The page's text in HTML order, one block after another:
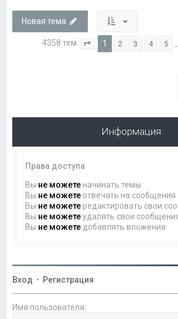
Новая тема
4358 тем Страница из 175
1 2 3 4 5
Информация
Права доступа
Вы не можете начинать темы
Вы не можете отвечать на сообщения
Вы не можете редактировать свои
Вы не можетеудалять свои
Вы не можете добавлять вложения
Вход • Регистрация
Имя пользователя: